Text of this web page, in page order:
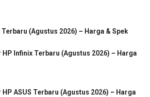
Terbaru (Agustus 2026) – Harga & Spek
HP Infinix Terbaru (Agustus 2026) – Harga
HP ASUS Terbaru (Agustus 2026) – Harga